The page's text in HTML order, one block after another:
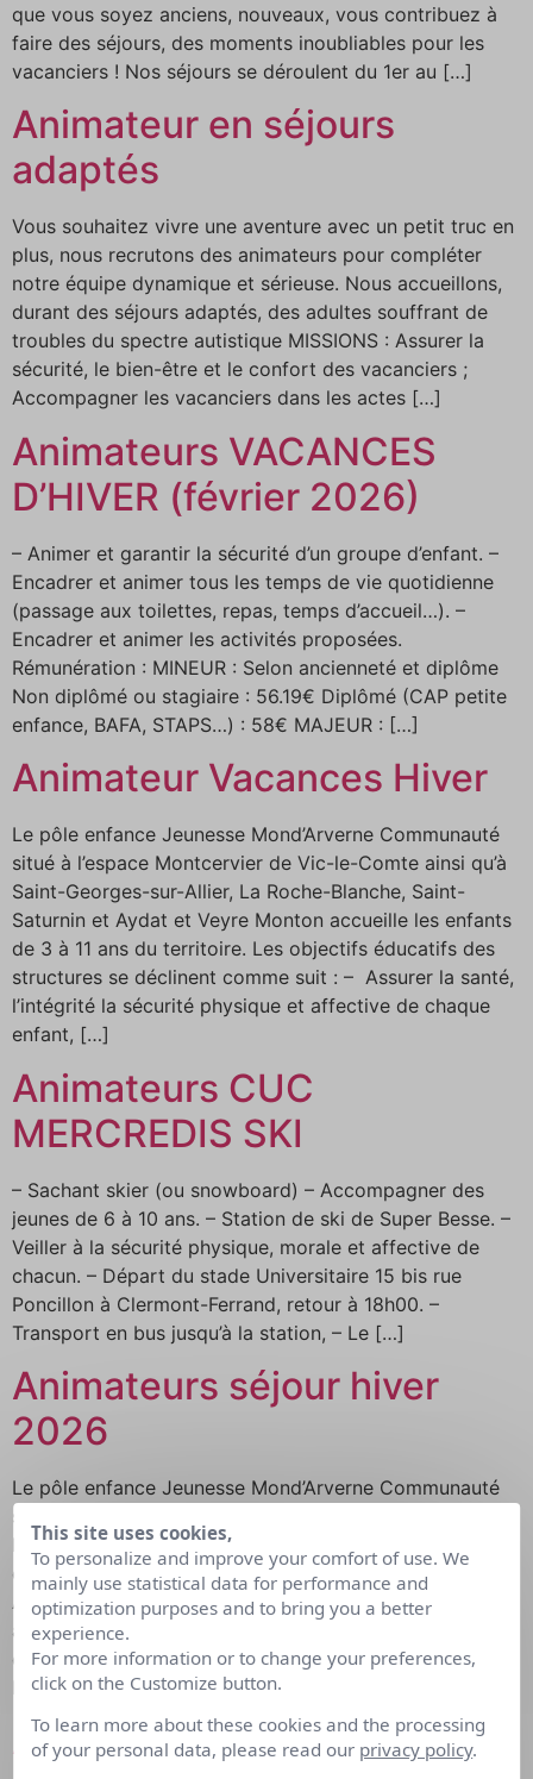
que vous soyez anciens, nouveaux, vous contribuez à
faire des séjours, des moments inoubliables pour les
vacanciers ! Nos séjours se déroulent du 1er au […]
Animateur en séjours
adaptés
Vous souhaitez vivre une aventure avec un petit truc en
plus, nous recrutons des animateurs pour compléter
notre équipe dynamique et sérieuse. Nous accueillons,
durant des séjours adaptés, des adultes souffrant de
troubles du spectre autistique MISSIONS : Assurer la
sécurité, le bien-être et le confort des vacanciers ;
Accompagner les vacanciers dans les actes […]
Animateurs VACANCES
D’HIVER (février 2026)
– Animer et garantir la sécurité d’un groupe d’enfant. –
Encadrer et animer tous les temps de vie quotidienne
(passage aux toilettes, repas, temps d’accueil…). –
Encadrer et animer les activités proposées.
Rémunération : MINEUR : Selon ancienneté et diplôme
Non diplômé ou stagiaire : 56.19€ Diplômé (CAP petite
enfance, BAFA, STAPS…) : 58€ MAJEUR : […]
Animateur Vacances Hiver
Le pôle enfance Jeunesse Mond’Arverne Communauté
situé à l’espace Montcervier de Vic-le-Comte ainsi qu’à
Saint-Georges-sur-Allier, La Roche-Blanche, Saint-
Saturnin et Aydat et Veyre Monton accueille les enfants
de 3 à 11 ans du territoire. Les objectifs éducatifs des
structures se déclinent comme suit : – Assurer la santé,
l’intégrité la sécurité physique et affective de chaque
enfant, […]
Animateurs CUC
MERCREDIS SKI
– Sachant skier (ou snowboard) – Accompagner des
jeunes de 6 à 10 ans. – Station de ski de Super Besse. –
Veiller à la sécurité physique, morale et affective de
chacun. – Départ du stade Universitaire 15 bis rue
Poncillon à Clermont-Ferrand, retour à 18h00. –
Transport en bus jusqu’à la station, – Le […]
Animateurs séjour hiver
2026
Le pôle enfance Jeunesse Mond’Arverne Communauté
situé à l’espace Montcervier de Vic-le-Comte, accueille
les jeunes de 11 à 17 ans du territoire. Les objectifs
éducatifs de la structure se déclinent comme suit : –
Assurer la santé, l’intégrité la sécurité physique et
affective de chaque enfant, – Permettre le
développement et l’épanouissement de chacun, –
Favoriser […]
Accompagnateur séjours
This site uses cookies,
To personalize and improve your comfort of use. We
mainly use statistical data for performance and
optimization purposes and to bring you a better
experience.
For more information or to change your preferences,
click on the Customize button.
To learn more about these cookies and the processing
of your personal data, please read our privacy policy.